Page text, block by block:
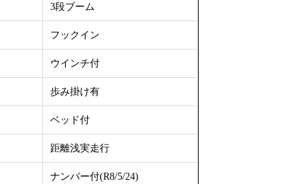
3段ブーム
フックイン
ウインチ付
歩み掛け有
ベッド付
距離浅実走行
ナンバー付(R8/5/24)